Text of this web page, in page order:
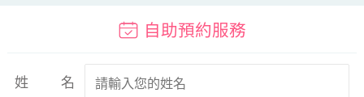
自助預約服務
姓名